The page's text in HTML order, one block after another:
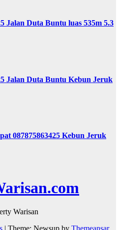
Jalan Duta Buntu luas 535m 5.3
Jalan Duta Buntu Kebun Jeruk
087875863425 Kebun Jeruk
Warisan